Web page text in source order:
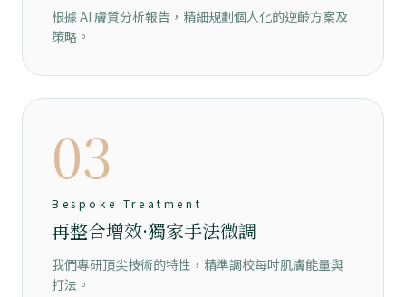
根據 AI 膚質分析報告，精細規劃個人化的逆齡方案及
策略。
03
Bespoke Treatment
再整合增效·獨家手法微調
我們專研頂尖技術的特性，精準調校每吋肌膚能量與
打法。